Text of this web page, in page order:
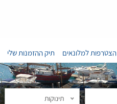
הצטרפות למלונאים תיק ההזמנות שלי
תינוקות